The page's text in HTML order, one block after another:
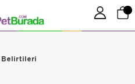
Belirtileri